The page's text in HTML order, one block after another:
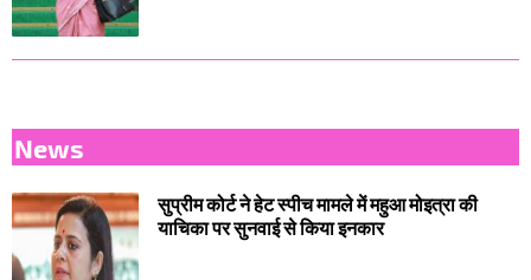
News
सुप्रीम कोर्ट ने हेट स्पीच मामले में महुआ मोइत्रा की
याचिका पर सुनवाई से किया इनकार